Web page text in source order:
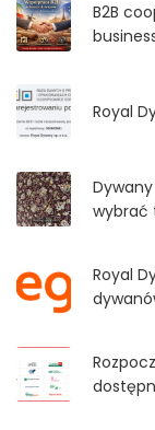
B2B
Royal
wybrać
Royal